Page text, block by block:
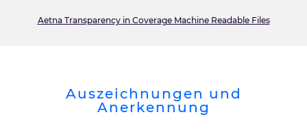
Aetna Transparency in Coverage Machine Readable Files
Auszeichnungen und
Anerkennung